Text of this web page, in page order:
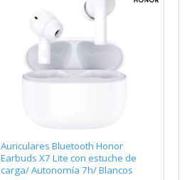
Auriculares Bluetooth Honor
Earbuds X7 Lite con estuche de
carga/ Autonomía 7h/ Blancos